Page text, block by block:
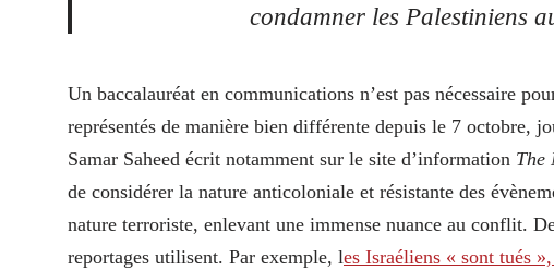
condamner les Palestiniens
Un baccalauréat en communications n’est pas nécessaire
représentés de manière bien différente depuis le 7 octobre,
Samar Saheed écrit notamment sur le site d’information The
de considérer la nature anticoloniale et résistante des
nature terroriste, enlevant une immense nuance au conflit.
reportages utilisent. Par exemple, les Israéliens « sont tués